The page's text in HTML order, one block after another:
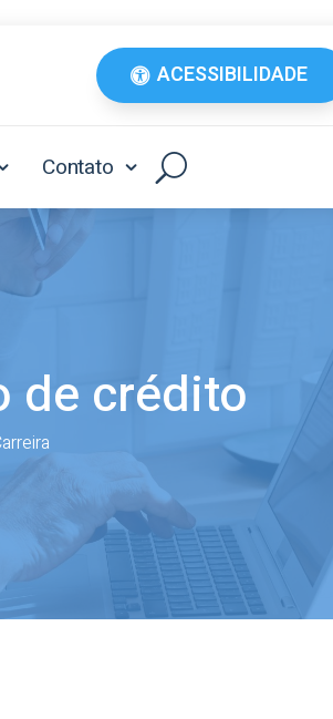
ACESSIBILIDADE
Contato
de crédito